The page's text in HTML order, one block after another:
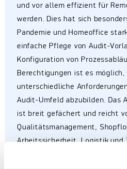
und vor allem effizient für
werden. Dies hat sich
Pandemie und Homeoffice
einfache Pflege von Audit-
Konfiguration von
Berechtigungen ist es möglich,
unterschiedliche
Audit-Umfeld abzubilden. Das
ist breit gefächert und reicht
Qualitätsmanagement,
Arbeitssicherheit, Logistik und
Lebensmittel- und